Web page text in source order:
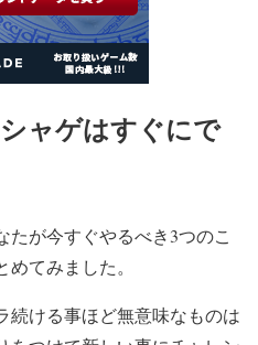
ャゲはすぐにで
が今すぐやるべき3つのこ
てみました。
続ける事ほど無意味なものは